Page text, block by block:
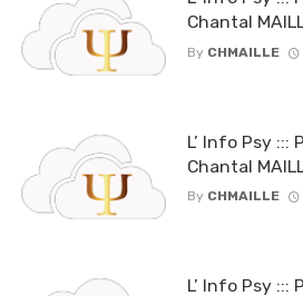
Chantal
By CHMAILLE
L’ Info Psy :::
Chantal
By CHMAILLE
L’ Info Psy :::